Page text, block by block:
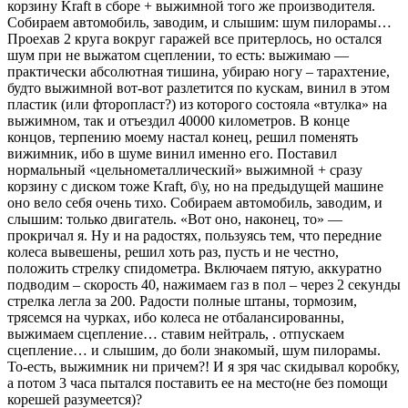
корзину Kraft в сборе + выжимной того же производителя.
Собираем автомобиль, заводим, и слышим: шум пилорамы…
Проехав 2 круга вокруг гаражей все притерлось, но остался
шум при не выжатом сцеплении, то есть: выжимаю —
практически абсолютная тишина, убираю ногу – тарахтение,
будто выжимной вот-вот разлетится по кускам, винил в этом
пластик (или фторопласт?) из которого состояла «втулка» на
выжимном, так и отъездил 40000 километров. В конце
концов, терпению моему настал конец, решил поменять
вижимник, ибо в шуме винил именно его. Поставил
нормальный «цельнометаллический» выжимной + сразу
корзину с диском тоже Kraft, б\у, но на предыдущей машине
оно вело себя очень тихо. Собираем автомобиль, заводим, и
слышим: только двигатель. «Вот оно, наконец, то» —
прокричал я. Ну и на радостях, пользуясь тем, что передние
колеса вывешены, решил хоть раз, пусть и не честно,
положить стрелку спидометра. Включаем пятую, аккуратно
подводим – скорость 40, нажимаем газ в пол – через 2 секунды
стрелка легла за 200. Радости полные штаны, тормозим,
трясемся на чурках, ибо колеса не отбалансированны,
выжимаем сцепление… ставим нейтраль, . отпускаем
сцепление… и слышим, до боли знакомый, шум пилорамы.
То-есть, выжимник ни причем?! И я зря час скидывал коробку,
а потом 3 часа пытался поставить ее на место(не без помощи
корешей разумеется)?